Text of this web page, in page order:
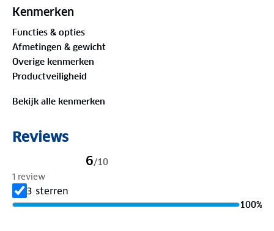
opzetstukken meegeleverd: hierdoor kun je niet
fietsbanden enzovoorts oppompen.
Kenmerken
Functies & opties
Afmetingen & gewicht
Overige kenmerken
Productveiligheid
Bekijk alle kenmerken
Reviews
6/10
1 review
3 sterren
100%